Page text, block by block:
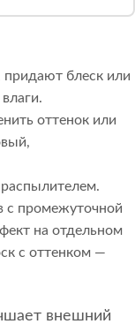
придают блеск или
оттенок или
с промежуточной
на отдельном
с оттенком —
внешний